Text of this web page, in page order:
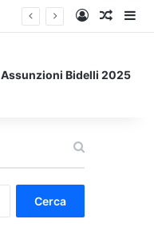
Accedi
Un
Assunzioni Bidelli 2025